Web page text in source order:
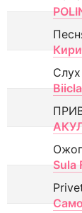
Слух
Biicla
Sula